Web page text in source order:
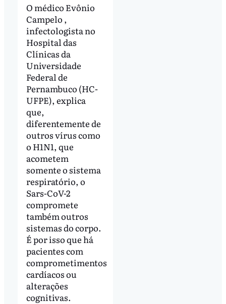
O médico Evônio
Campelo ,
infectologista no
Hospital das
Clínicas da
Universidade
Federal de
Pernambuco (HC-
UFPE), explica
que,
diferentemente de
outros vírus como
o H1N1, que
acometem
somente o sistema
respiratório, o
Sars-CoV-2
compromete
também outros
sistemas do corpo.
É por isso que há
pacientes com
comprometimentos
cardíacos ou
alterações
cognitivas.